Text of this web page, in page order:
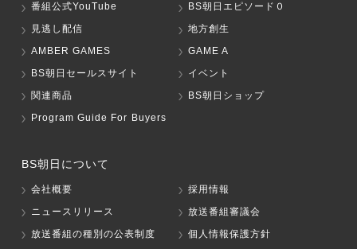
番組公式YouTube
BS朝日エピソード０
見逃し配信
地方創生
AMBER GAMES
GAME A
BS朝日セールスサイト
イベント
関連商品
BS朝日ショップ
Program Guide For Buyers
BS朝日について
会社概要
採用情報
ニュースリリース
放送番組審議会
放送番組の種別の公表制度
個人情報保護方針